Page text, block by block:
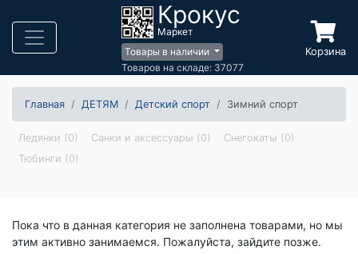
Крокус
Маркет
Товары в наличии
Товаров на складе: 37077
Корзина
Главная ДЕТЯМ Детский спорт Зимний спорт
Ледянки (0) Санки и аксессуары (0)
Снегокаты (0)
Тюбинги (0)
Пока что в данная категория не заполнена товарами, но мы
этим активно занимаемся. Пожалуйста, зайдите позже.